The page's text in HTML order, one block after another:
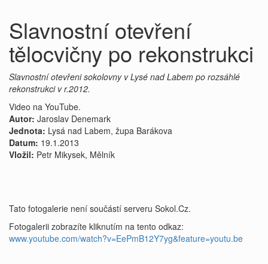
Slavnostní otevření
tělocvičny po rekonstrukci
Slavnostní otevřeni sokolovny v Lysé nad Labem po rozsáhlé
rekonstrukci v r.2012.
Video na YouTube.
Autor: Jaroslav Denemark
Jednota: Lysá nad Labem, župa Barákova
Datum: 19.1.2013
Vložil: Petr Mikysek, Mělník
Tato fotogalerie není součástí serveru Sokol.Cz.
Fotogalerii zobrazíte kliknutím na tento odkaz:
www.youtube.com/watch?v=EePmB12Y7yg&feature=youtu.be